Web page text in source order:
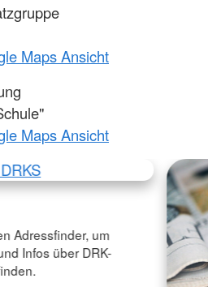
Maps Ansicht
Maps Ansicht
Adressfinder, um
Infos über DRK-